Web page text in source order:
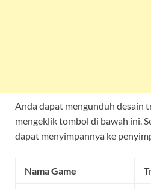
Anda dapat mengunduh desain
mengeklik tombol di bawah ini.
dapat menyimpannya ke
Nama Game